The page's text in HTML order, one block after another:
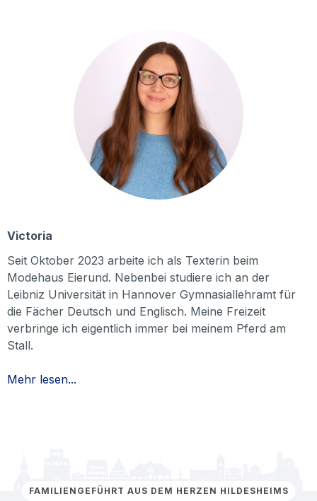
Victoria
Seit Oktober 2023 arbeite ich als Texterin beim
Modehaus Eierund. Nebenbei studiere ich an der
Leibniz Universität in Hannover Gymnasiallehramt für
die Fächer Deutsch und Englisch. Meine Freizeit
verbringe ich eigentlich immer bei meinem Pferd am
Stall.
Mehr lesen...
FAMILIENGEFÜHRT AUS DEM HERZEN HILDESHEIMS